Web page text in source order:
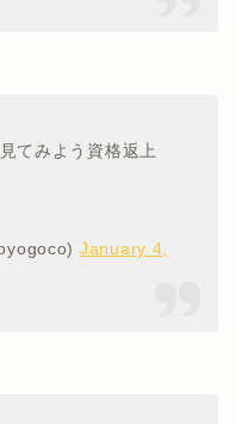
てみよう資格返上
January 4,